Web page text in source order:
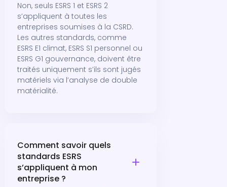
Non, seuls ESRS 1 et ESRS 2
s’appliquent à toutes les
entreprises soumises à la CSRD.
Les autres standards, comme
ESRS E1 climat, ESRS S1 personnel ou
ESRS G1 gouvernance, doivent être
traités uniquement s’ils sont jugés
matériels via l’analyse de double
matérialité.
Comment savoir quels
standards ESRS
s’appliquent à mon
entreprise ?